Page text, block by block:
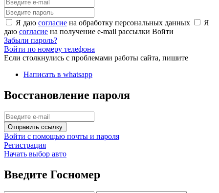
Я даю согласие на обработку персональных данных
Я
даю согласие на получение e-mail рассылки Войти
Забыли пароль?
Войти по номеру телефона
Если столкнулись с проблемами работы сайта, пишите
Написать в whatsapp
Восстановление пароля
Отправить ссылку
Войти с помощью почты и пароля
Регистрация
Начать выбор авто
Введите Госномер